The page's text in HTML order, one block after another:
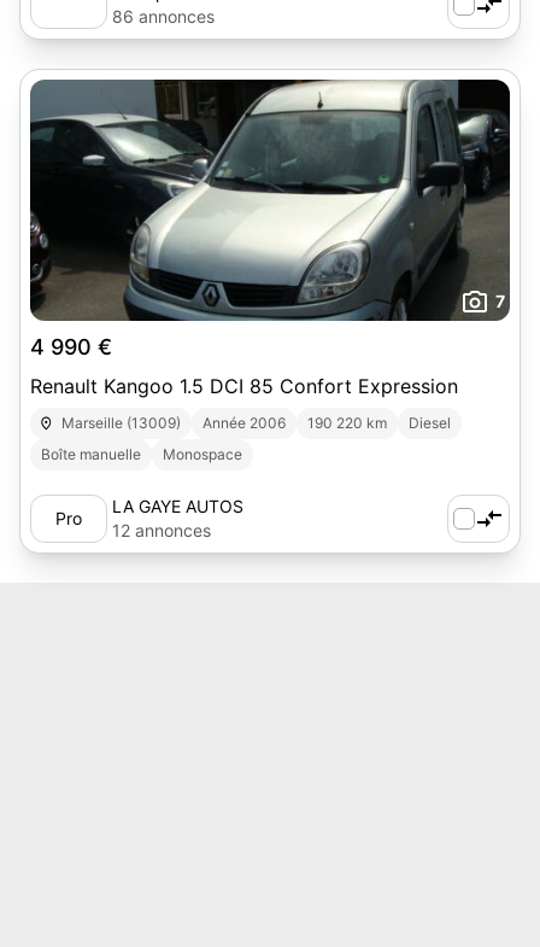
86 annonces
7
4 990 €
Renault Kangoo 1.5 DCI 85 Confort Expression
Marseille (13009) Année 2006 190 220 km
Diesel
Boîte manuelle
Monospace
Pro
LA GAYE AUTOS
12 annonces